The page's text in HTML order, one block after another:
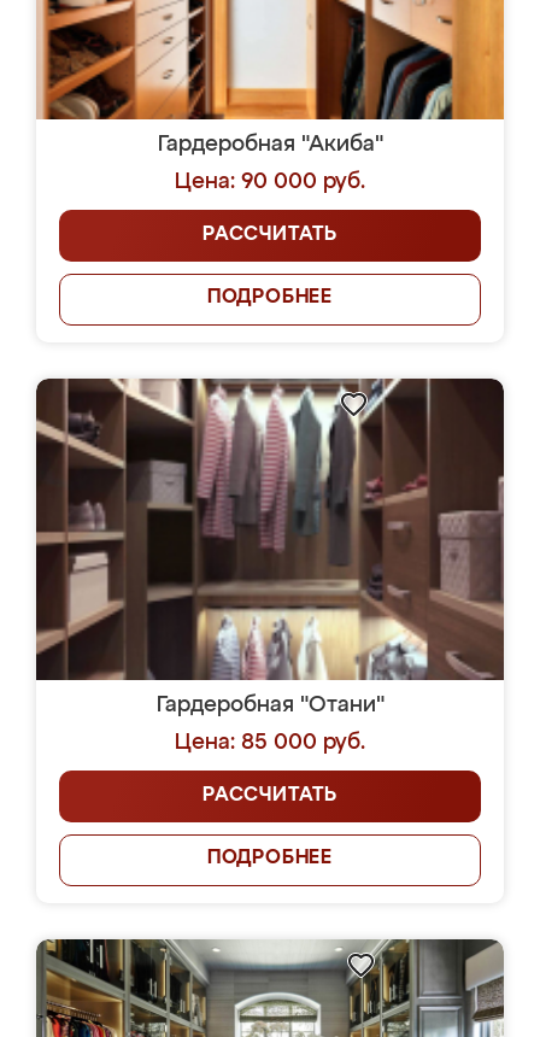
Гардеробная "Акиба"
Цена: 90 000 руб.
РАССЧИТАТЬ
ПОДРОБНЕЕ
Гардеробная "Отани"
Цена: 85 000 руб.
РАССЧИТАТЬ
ПОДРОБНЕЕ